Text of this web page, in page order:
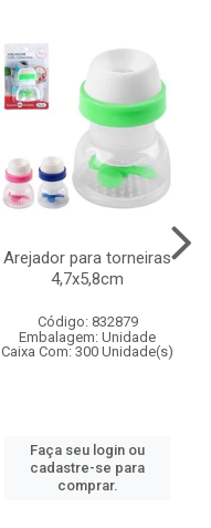
Arejador para torneiras
4,7x5,8cm
Código: 832879
Embalagem: Unidade
Caixa Com: 300 Unidade(s)
Faça seu login ou
cadastre-se para
comprar.